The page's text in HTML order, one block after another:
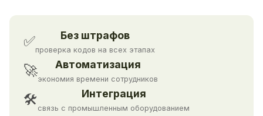
✅ Без штрафов
проверка кодов на всех этапах
🚀 Автоматизация
экономия времени сотрудников
🛠 Интеграция
связь с промышленным оборудованием